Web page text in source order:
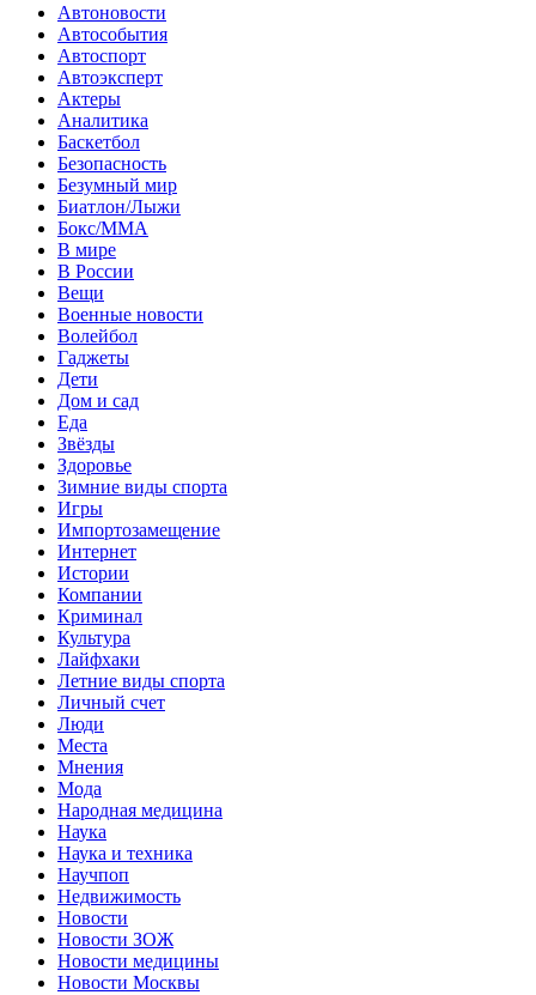
Автоновости
Автособытия
Автоспорт
Автоэксперт
Актеры
Аналитика
Баскетбол
Безопасность
Безумный мир
Биатлон/Лыжи
Бокс/MMA
В мире
В России
Вещи
Военные новости
Волейбол
Гаджеты
Дети
Дом и сад
Еда
Звёзды
Здоровье
Зимние виды спорта
Игры
Импортозамещение
Интернет
Истории
Компании
Криминал
Культура
Лайфхаки
Летние виды спорта
Личный счет
Люди
Места
Мнения
Мода
Народная медицина
Наука
Наука и техника
Научпоп
Недвижимость
Новости
Новости ЗОЖ
Новости медицины
Новости Москвы